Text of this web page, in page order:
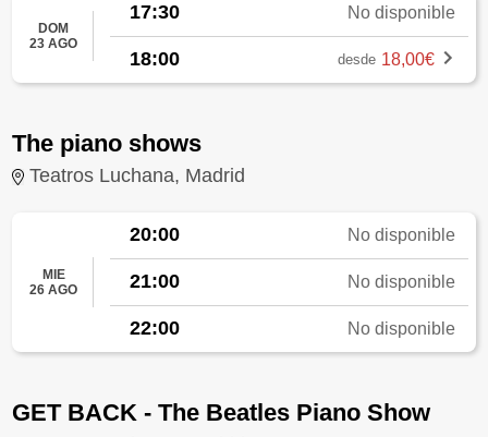
DOM
23 AGO
17:30 No disponible
18:00 desde 18,00€
The piano shows
Teatros Luchana, Madrid
MIE
26 AGO
20:00 No disponible
21:00 No disponible
22:00 No disponible
GET BACK - The Beatles Piano Show